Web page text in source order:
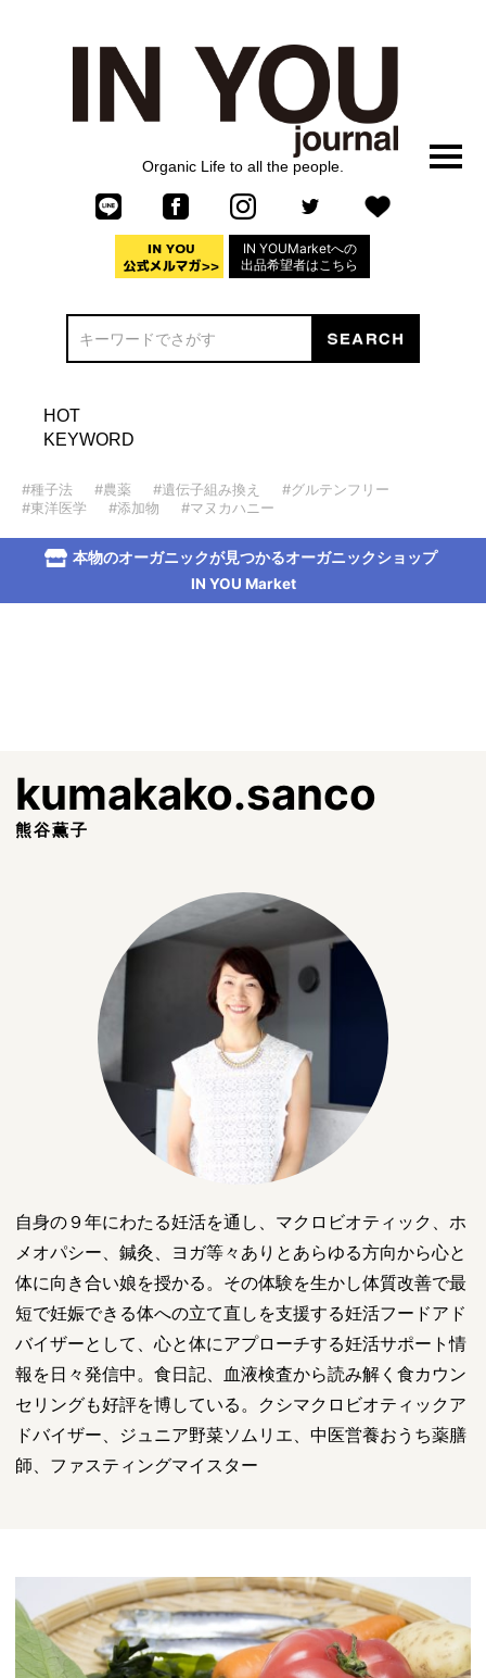
Organic Life to all the people.
IN YOUMarketへの
出品希望者はこちら
HOT
KEYWORD
#種子法 #農薬 #遺伝子組み換え
#グルテンフリー
#東洋医学
#添加物 #マヌカハニー
本物のオーガニックが見つかるオーガニックショップ
IN YOU Market
kumakako.sanco
熊谷薫子
自身の９年にわたる妊活を通し、マクロビオティック、ホ
メオパシー、鍼灸、ヨガ等々ありとあらゆる方向から心と
体に向き合い娘を授かる。その体験を生かし体質改善で最
短で妊娠できる体への立て直しを支援する妊活フードアド
バイザーとして、心と体にアプローチする妊活サポート情
報を日々発信中。食日記、血液検査から読み解く食カウン
セリングも好評を博している。クシマクロビオティックア
ドバイザー、ジュニア野菜ソムリエ、中医営養おうち薬膳
師、ファスティングマイスター